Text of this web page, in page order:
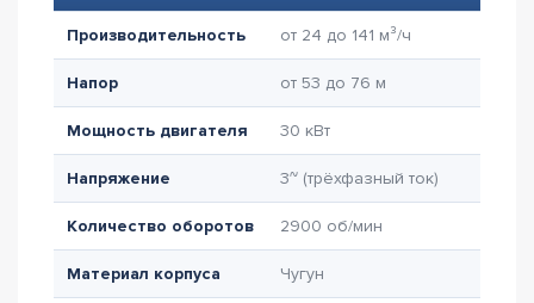
Производительность от 24 до 141 м³/ч
Напор от 53 до 76 м
Мощность двигателя 30 кВт
Напряжение 3~ (трёхфазный ток)
Количество оборотов 2900 об/мин
Материал корпуса Чугун